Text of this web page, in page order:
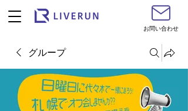
お問い合わせ
グループ